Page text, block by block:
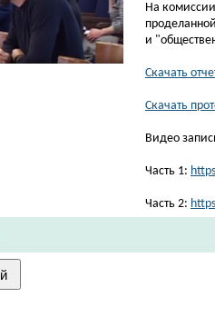
На
и
Скачать
Скачать
Видео
Часть 1:
Часть 2: